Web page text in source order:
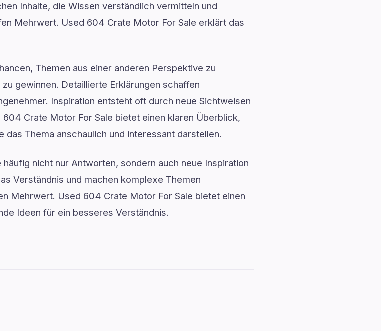
Inhalte, die Wissen verständlich vermitteln und
Mehrwert. Used 604 Crate Motor For Sale erklärt das
Themen aus einer anderen Perspektive zu
gewinnen. Detaillierte Erklärungen schaffen
Inspiration entsteht oft durch neue Sichtweisen
Crate Motor For Sale bietet einen klaren Überblick,
das Thema anschaulich und interessant darstellen.
nicht nur Antworten, sondern auch neue Inspiration
Verständnis und machen komplexe Themen
Mehrwert. Used 604 Crate Motor For Sale bietet einen
Ideen für ein besseres Verständnis.